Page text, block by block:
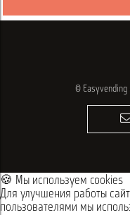
© Easyvending
🍪 Мы используем cookies
Для улучшения работы
пользователями мы